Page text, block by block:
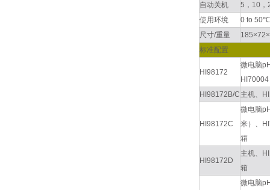
自动关机
5，10，
使用环境
0 to 50℃
尺寸/重量
标准配置
HI98172
微电脑
HI98172B/C 主机、
HI98172C
微电脑
米）、
箱
HI98172D
主机、
箱
微电脑